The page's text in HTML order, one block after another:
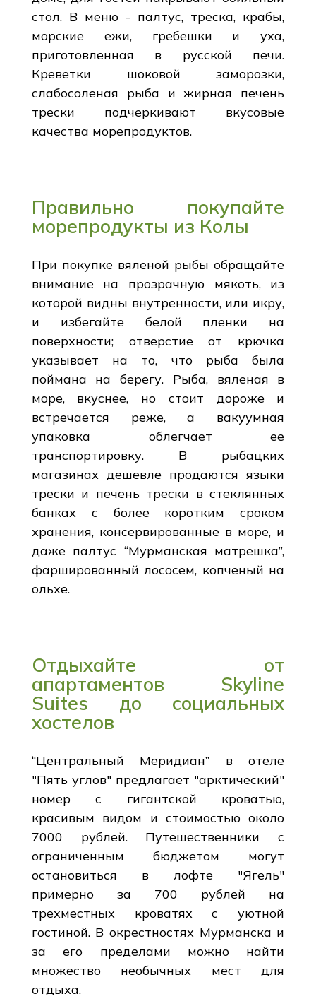
стол. В меню - палтус, треска, крабы,
морские ежи, гребешки и уха,
приготовленная в русской печи.
Креветки шоковой заморозки,
слабосоленая рыба и жирная печень
трески подчеркивают вкусовые
качества морепродуктов.
Правильно покупайте
морепродукты из Колы
При покупке вяленой рыбы обращайте
внимание на прозрачную мякоть, из
которой видны внутренности, или икру,
и избегайте белой пленки на
поверхности; отверстие от крючка
указывает на то, что рыба была
поймана на берегу. Рыба, вяленая в
море, вкуснее, но стоит дороже и
встречается реже, а вакуумная
упаковка облегчает ее
транспортировку. В рыбацких
магазинах дешевле продаются языки
трески и печень трески в стеклянных
банках с более коротким сроком
хранения, консервированные в море, и
даже палтус “Мурманская матрешка”,
фаршированный лососем, копченый на
ольхе.
Отдыхайте от
апартаментов Skyline
Suites до социальных
хостелов
“Центральный Меридиан” в отеле
"Пять углов" предлагает "арктический"
номер с гигантской кроватью,
красивым видом и стоимостью около
7000 рублей. Путешественники с
ограниченным бюджетом могут
остановиться в лофте "Ягель"
примерно за 700 рублей на
трехместных кроватях с уютной
гостиной. В окрестностях Мурманска и
за его пределами можно найти
множество необычных мест для
отдыха.